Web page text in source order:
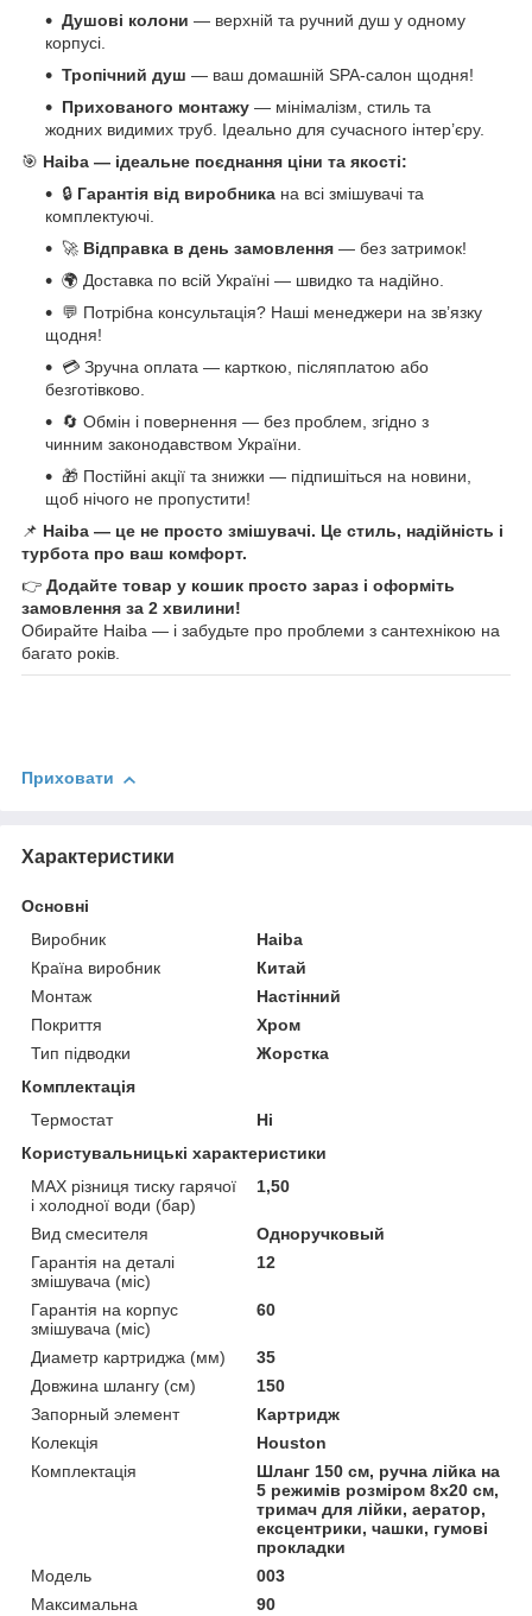
Душові колони — верхній та ручний душ у одному
корпусі.
Тропічний душ — ваш домашній SPA-салон щодня!
Прихованого монтажу — мінімалізм, стиль та
жодних видимих труб. Ідеально для сучасного інтер’єру.
🎯 Haiba — ідеальне поєднання ціни та якості:
🔒 Гарантія від виробника на всі змішувачі та
комплектуючі.
🚀 Відправка в день замовлення — без затримок!
🌍 Доставка по всій Україні — швидко та надійно.
💬 Потрібна консультація? Наші менеджери на зв’язку
щодня!
💳 Зручна оплата — карткою, післяплатою або
безготівково.
🔄 Обмін і повернення — без проблем, згідно з
чинним законодавством України.
🎁 Постійні акції та знижки — підпишіться на новини,
щоб нічого не пропустити!
📌 Haiba — це не просто змішувачі. Це стиль, надійність і
турбота про ваш комфорт.
👉 Додайте товар у кошик просто зараз і оформіть
замовлення за 2 хвилини!
Обирайте Haiba — і забудьте про проблеми з сантехнікою на
багато років.
Приховати
Характеристики
Основні
Виробник
Haiba
Країна виробник
Китай
Монтаж
Настінний
Покриття
Хром
Тип підводки
Жорстка
Комплектація
Термостат
Ні
Користувальницькі характеристики
MAX різниця тиску гарячої
і холодної води (бар)
1,50
Вид смесителя
Одноручковый
Гарантія на деталі
змішувача (міс)
12
Гарантія на корпус
змішувача (міс)
60
Диаметр картриджа (мм)
35
Довжина шлангу (см)
150
Запорный элемент
Картридж
Колекція
Houston
Комплектація
Шланг 150 см, ручна лійка на
5 режимів розміром 8х20 см,
тримач для лійки, аератор,
ексцентрики, чашки, гумові
прокладки
Мoдель
003
Максимальна
90